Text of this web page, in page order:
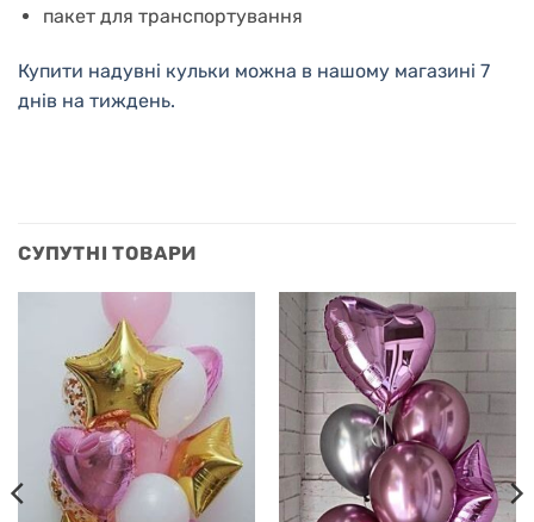
пакет для транспортування
Купити надувні кульки можна в нашому магазині 7
днів на тиждень.
СУПУТНІ ТОВАРИ